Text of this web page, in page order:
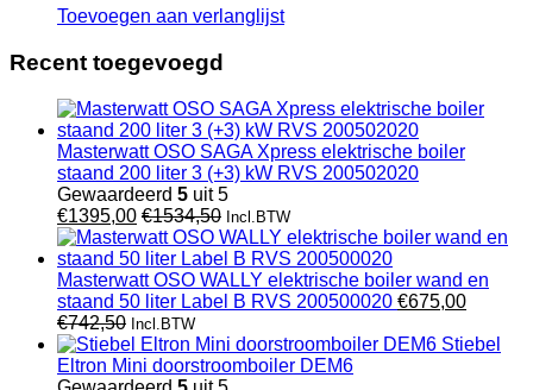
Toevoegen aan verlanglijst
Recent toegevoegd
Masterwatt OSO SAGA Xpress elektrische boiler
staand 200 liter 3 (+3) kW RVS 200502020
Gewaardeerd 5 uit 5
€1395,00 €1534,50 Incl.BTW
Masterwatt OSO WALLY elektrische boiler wand en
staand 50 liter Label B RVS 200500020 €675,00
€742,50 Incl.BTW
Stiebel
Eltron Mini doorstroomboiler DEM6